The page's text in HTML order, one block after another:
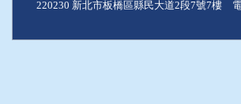
220230 新北市板橋區縣民大道2段7號7樓